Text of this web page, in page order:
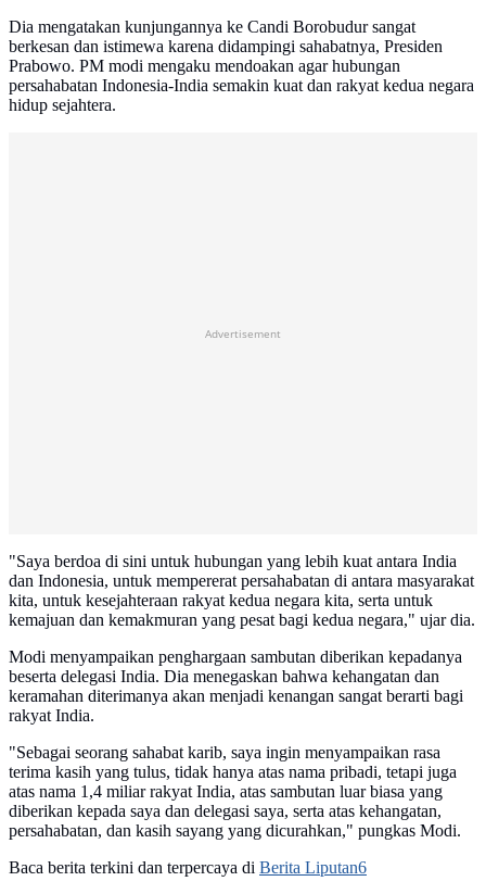
Dia mengatakan kunjungannya ke Candi Borobudur sangat
berkesan dan istimewa karena didampingi sahabatnya, Presiden
Prabowo. PM modi mengaku mendoakan agar hubungan
persahabatan Indonesia-India semakin kuat dan rakyat kedua negara
hidup sejahtera.
Advertisement
"Saya berdoa di sini untuk hubungan yang lebih kuat antara India
dan Indonesia, untuk mempererat persahabatan di antara masyarakat
kita, untuk kesejahteraan rakyat kedua negara kita, serta untuk
kemajuan dan kemakmuran yang pesat bagi kedua negara," ujar dia.
Modi menyampaikan penghargaan sambutan diberikan kepadanya
beserta delegasi India. Dia menegaskan bahwa kehangatan dan
keramahan diterimanya akan menjadi kenangan sangat berarti bagi
rakyat India.
"Sebagai seorang sahabat karib, saya ingin menyampaikan rasa
terima kasih yang tulus, tidak hanya atas nama pribadi, tetapi juga
atas nama 1,4 miliar rakyat India, atas sambutan luar biasa yang
diberikan kepada saya dan delegasi saya, serta atas kehangatan,
persahabatan, dan kasih sayang yang dicurahkan," pungkas Modi.
Baca berita terkini dan terpercaya di Berita Liputan6